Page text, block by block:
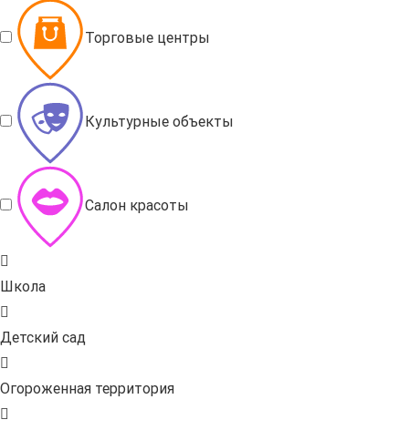
Торговые центры
Культурные объекты
Салон красоты
Школа
Детский сад
Огороженная территория